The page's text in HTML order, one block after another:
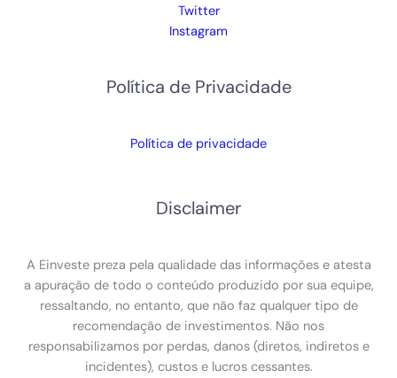
Twitter
Instagram
Política de Privacidade
Política de privacidade
Disclaimer
A Einveste preza pela qualidade das informações e atesta
a apuração de todo o conteúdo produzido por sua equipe,
ressaltando, no entanto, que não faz qualquer tipo de
recomendação de investimentos. Não nos
responsabilizamos por perdas, danos (diretos, indiretos e
incidentes), custos e lucros cessantes.